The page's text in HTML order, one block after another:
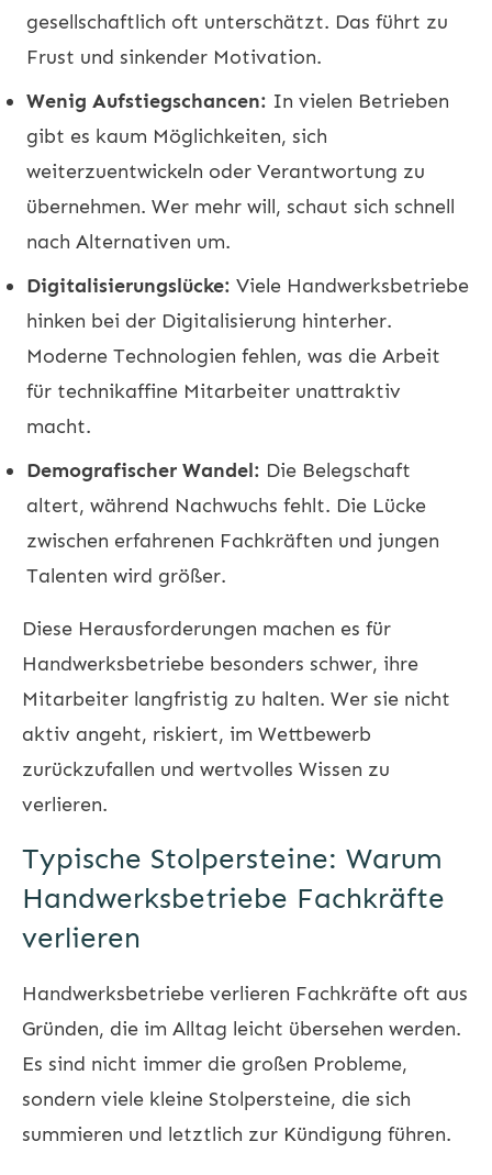
gesellschaftlich oft unterschätzt. Das führt zu
Frust und sinkender Motivation.
Wenig Aufstiegschancen: In vielen Betrieben
gibt es kaum Möglichkeiten, sich
weiterzuentwickeln oder Verantwortung zu
übernehmen. Wer mehr will, schaut sich schnell
nach Alternativen um.
Digitalisierungslücke: Viele Handwerksbetriebe
hinken bei der Digitalisierung hinterher.
Moderne Technologien fehlen, was die Arbeit
für technikaffine Mitarbeiter unattraktiv
macht.
Demografischer Wandel: Die Belegschaft
altert, während Nachwuchs fehlt. Die Lücke
zwischen erfahrenen Fachkräften und jungen
Talenten wird größer.
Diese Herausforderungen machen es für
Handwerksbetriebe besonders schwer, ihre
Mitarbeiter langfristig zu halten. Wer sie nicht
aktiv angeht, riskiert, im Wettbewerb
zurückzufallen und wertvolles Wissen zu
verlieren.
Typische Stolpersteine: Warum
Handwerksbetriebe Fachkräfte
verlieren
Handwerksbetriebe verlieren Fachkräfte oft aus
Gründen, die im Alltag leicht übersehen werden.
Es sind nicht immer die großen Probleme,
sondern viele kleine Stolpersteine, die sich
summieren und letztlich zur Kündigung führen.